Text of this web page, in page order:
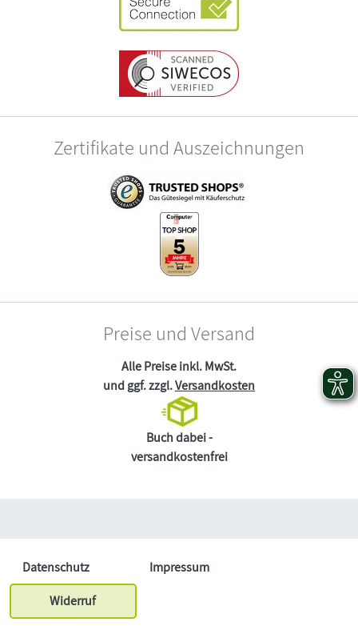
Zertifikate und Auszeichnungen
Preise und Versand
Alle Preise inkl. MwSt.
und ggf. zzgl.Versandkosten
Buch dabei -
versandkostenfrei
Datenschutz
Impressum
Widerruf